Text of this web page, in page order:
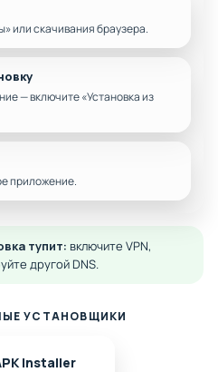
или скачивания браузера.
— включите «Установка из
приложение.
тупит: включите VPN,
другой DNS.
УСТАНОВЩИКИ
Installer